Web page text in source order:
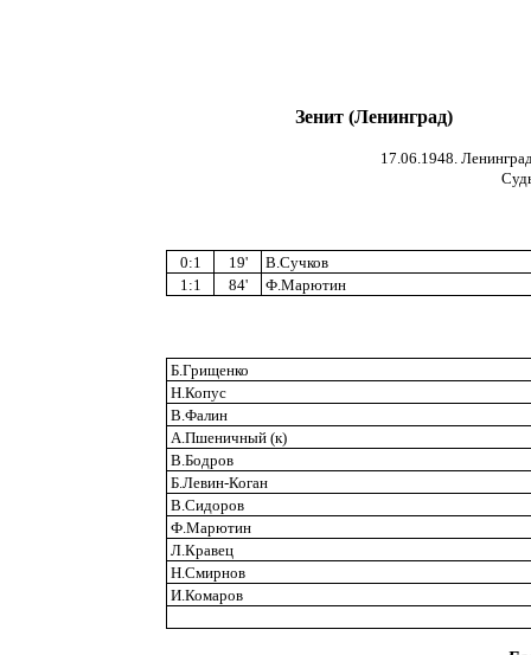
Зенит (Ленинград)
17.06.1948.
0:1 19'
В.Сучков
1:1
84' Ф.Марютин
Б.Грищенко
Н.Копус
В.Фалин
А.Пшеничный (к)
В.Бодров
Б.Левин-Коган
В.Сидоров
Ф.Марютин
Л.Кравец
Н.Смирнов
И.Комаров